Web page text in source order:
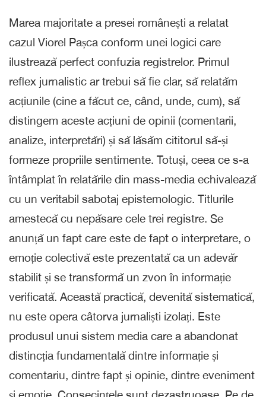
Marea majoritate a presei românești a relatat
cazul Viorel Pașca conform unei logici care
ilustrează perfect confuzia registrelor. Primul
reflex jurnalistic ar trebui să fie clar, să relatăm
acțiunile (cine a făcut ce, când, unde, cum), să
distingem aceste acțiuni de opinii (comentarii,
analize, interpretări) și să lăsăm cititorul să-și
formeze propriile sentimente. Totuși, ceea ce s-a
întâmplat în relatările din mass-media echivalează
cu un veritabil sabotaj epistemologic. Titlurile
amestecă cu nepăsare cele trei registre. Se
anunță un fapt care este de fapt o interpretare, o
emoție colectivă este prezentată ca un adevăr
stabilit și se transformă un zvon în informație
verificată. Această practică, devenită sistematică,
nu este opera câtorva jurnaliști izolați. Este
produsul unui sistem media care a abandonat
distincția fundamentală dintre informație și
comentariu, dintre fapt și opinie, dintre eveniment